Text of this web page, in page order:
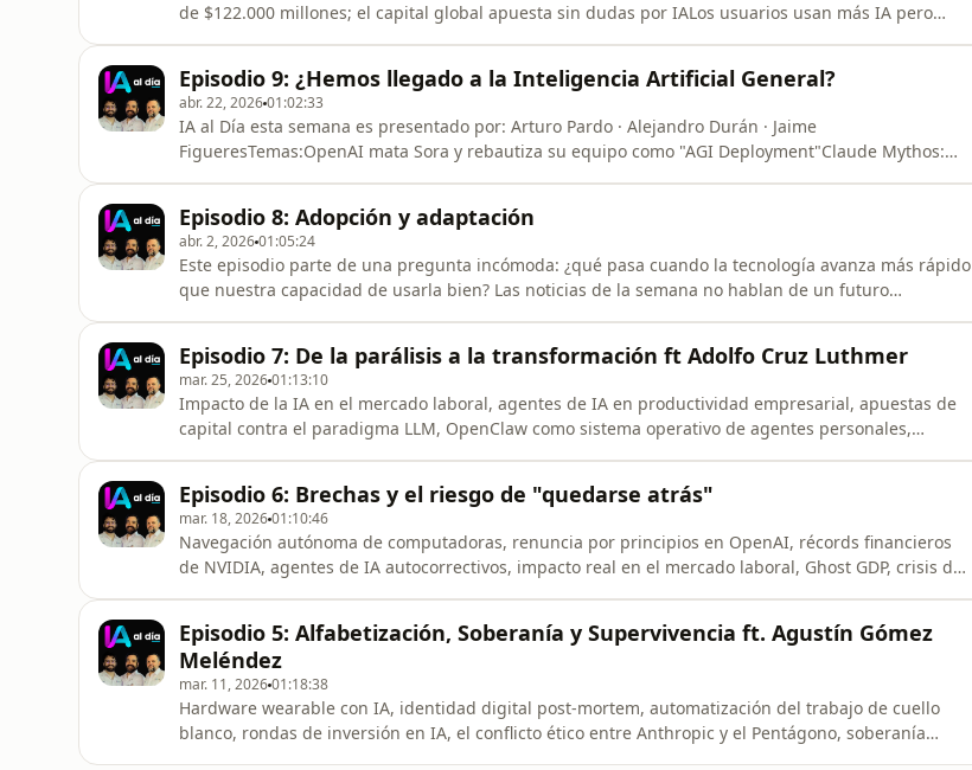
de $122.000 millones; el capital global apuesta sin dudas por IALos usuarios usan más IA pero
por ser la plataforma de distribuc
Episodio 9: ¿Hemos llegado a la Inteligencia Artificial General?
abr. 22, 202601:02:33
IA al Día esta semana es presentado por: Arturo Pardo · Alejandro Durán · Jaime
FigueresTemas:OpenAI mata Sora y rebautiza su equipo como "AGI Deployment"Claude Mythos:
el 49% más que un humano real (estudio en Sc
Episodio 8: Adopción y adaptación
abr. 2, 202601:05:24
Este episodio parte de una pregunta incómoda: ¿qué pasa cuando la tecnología avanza más rápido
que nuestra capacidad de usarla bien? Las noticias de la semana no hablan de un futuro
plataformas corporativas hackeadas con
Episodio 7: De la parálisis a la transformación ft Adolfo Cruz Luthmer
mar. 25, 202601:13:10
Impacto de la IA en el mercado laboral, agentes de IA en productividad empresarial, apuestas de
capital contra el paradigma LLM, OpenClaw como sistema operativo de agentes personales,
ejecutan y coordinan
Episodio 6: Brechas y el riesgo de "quedarse atrás"
mar. 18, 202601:10:46
Navegación autónoma de computadoras, renuncia por principios en OpenAI, récords financieros
de NVIDIA, agentes de IA autocorrectivos, impacto real en el mercado laboral, Ghost GDP, crisis de
razonamiento de lo
Episodio 5: Alfabetización, Soberanía y Supervivencia ft. Agustín Gómez
Meléndez
mar. 11, 202601:18:38
Hardware wearable con IA, identidad digital post-mortem, automatización del trabajo de cuello
blanco, rondas de inversión en IA, el conflicto ético entre Anthropic y el Pentágono, soberanía